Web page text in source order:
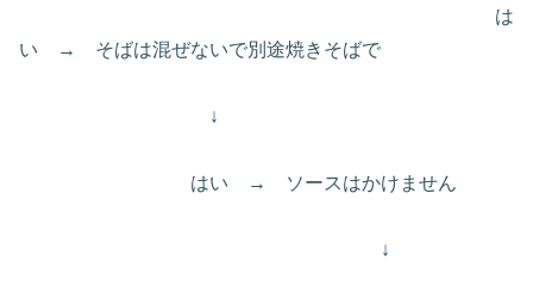
は
い → そばは混ぜないで別途焼きそばで
↓
はい → ソースはかけません
↓